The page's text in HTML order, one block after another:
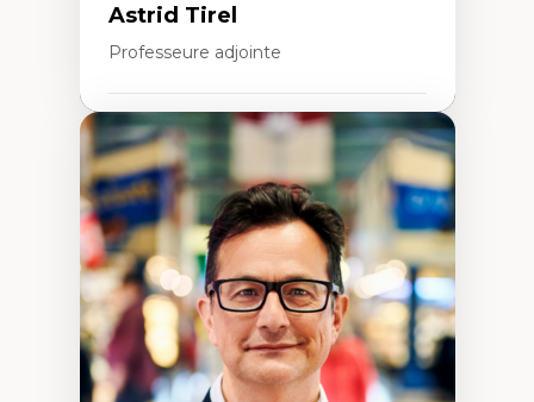
Astrid Tirel
Professeure adjointe
Expertises
Art
Anti-discrimination
Décolonisation de l’enseignement, de la
recherche, des institutions administratives
et syndicales
Pluralisme épistémologique et
francophonie
Culture
Politiques culturelles
Vivre ensemble
Anti-racisme
Anti-sexisme
Pratiques non oppressives